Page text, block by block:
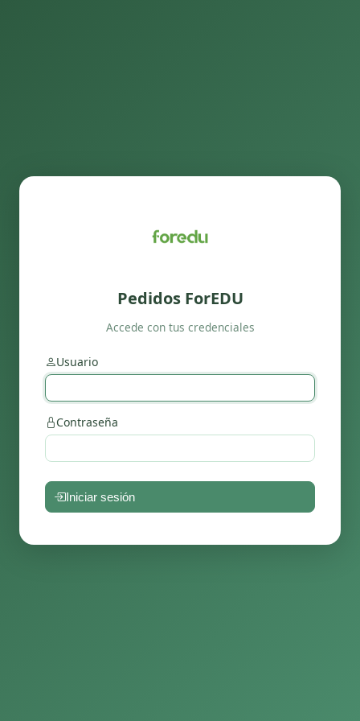
Pedidos ForEDU
Accede con tus credenciales
Usuario
Contraseña
Iniciar sesión